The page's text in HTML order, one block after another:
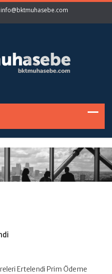
info@bktmuhasebe.com
Ertelendi Prim Ödeme